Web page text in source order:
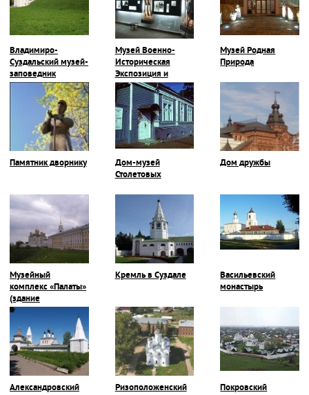
Владимиро-
Суздальский музей-
заповедник
Музей Военно-
Историческая
Экспозиция и
Галерея Героев-
Владимирцев
Музей Родная
Природа
Памятник дворнику
Дом-музей
Столетовых
Дом дружбы
Музейный
комплекс «Палаты»
(здание
Присутственных
Кремль в Суздале
Васильевский
монастырь
Александровский
Ризоположенский
Покровский